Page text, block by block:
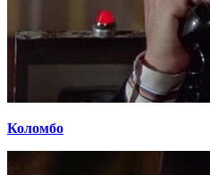
Коломбо